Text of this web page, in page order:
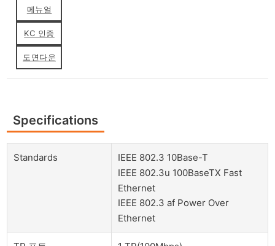
메뉴얼
KC 인증
도면다운
Specifications
Standards
IEEE 802.3 10Base-T
IEEE 802.3u 100BaseTX Fast
Ethernet
IEEE 802.3 af Power Over
Ethernet